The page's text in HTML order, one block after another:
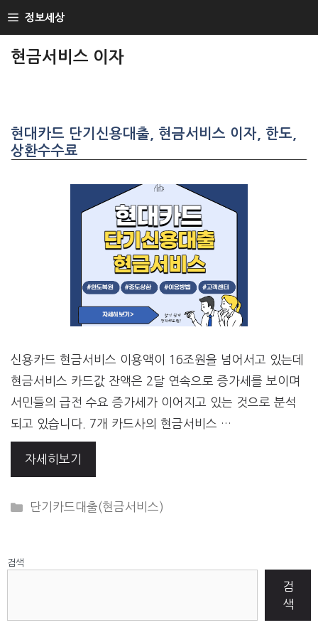
TO
정보세상
현금서비스 이자
현대카드 단기신용대출, 현금서비스 이자, 한도,
상환수수료
신용카드 현금서비스 이용액이 16조원을 넘어서고 있는데
현금서비스 카드값 잔액은 2달 연속으로 증가세를 보이며
서민들의 급전 수요 증가세가 이어지고 있는 것으로 분석
되고 있습니다. 7개 카드사의 현금서비스 …
자세히보기
CATEGORIES
단기카드대출(현금서비스)
검색
검
색